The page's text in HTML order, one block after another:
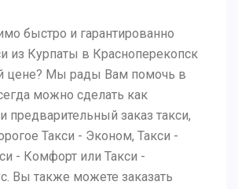
быстро и гарантированно
из Курпаты в Красноперекопск
цене? Мы рады Вам помочь в
можно сделать как
предварительный заказ такси,
Такси - Эконом, Такси -
- Комфорт или Такси -
Вы также можете заказать